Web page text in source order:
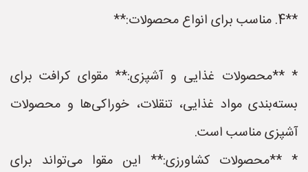
**4. مناسب برای انواع محصولات:**
* **محصولات غذایی و آشپزی:** مقوای کرافت برای
بسته‌بندی مواد غذایی، تنقلات، خوراکی‌ها و محصولات
آشپزی مناسب است.
* **محصولات کشاورزی:** این مقوا می‌تواند برای